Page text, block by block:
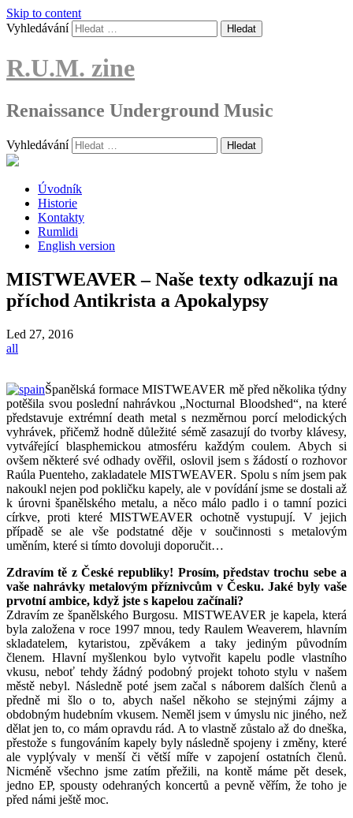
Skip to content
Vyhledávání
R.U.M. zine
Renaissance Underground Music
Vyhledávání
Úvodník
Historie
Kontakty
Rumlidi
English version
MISTWEAVER – Naše texty odkazují na
příchod Antikrista a Apokalypsy
Led 27, 2016
all
Španělská formace MISTWEAVER mě před několika týdny
potěšila svou poslední nahrávkou „Nocturnal Bloodshed“, na které
představuje extrémní death metal s nezměrnou porcí melodických
vyhrávek, přičemž hodně důležité sémě zasazují do tvorby klávesy,
vytvářející blasphemickou atmosféru každým coulem. Abych si
ovšem některé své odhady ověřil, oslovil jsem s žádostí o rozhovor
Raúla Puenteho, zakladatele MISTWEAVER. Spolu s ním jsem pak
nakoukl nejen pod pokličku kapely, ale v povídání jsme se dostali až
k úrovni španělského metalu, a něco málo padlo i o tamní pozici
církve, proti které MISTWEAVER ochotně vystupují. V jejich
případě se ale vše podstatné děje v součinnosti s metalovým
uměním, které si tímto dovoluji doporučit…
Zdravím tě z České republiky! Prosím, představ trochu sebe a
vaše nahrávky metalovým příznivcům v Česku. Jaké byly vaše
prvotní ambice, když jste s kapelou začínali?
Zdravím ze španělského Burgosu. MISTWEAVER je kapela, která
byla založena v roce 1997 mnou, tedy Raulem Weaverem, hlavním
skladatelem, kytaristou, zpěvákem a taky jediným původním
členem. Hlavní myšlenkou bylo vytvořit kapelu podle vlastního
vkusu, neboť tehdy žádný podobný projekt tohoto stylu v našem
městě nebyl. Následně poté jsem začal s náborem dalších členů a
předně mi šlo o to, abych našel někoho se stejnými zájmy a
obdobným hudebním vkusem. Neměl jsem v úmyslu nic jiného, než
dělat jen to, co mám opravdu rád. A to vlastně zůstalo až do dneška,
přestože s fungováním kapely byly následně spojeny i změny, které
ale vyplývaly v menší či větší míře v zapojení ostatních členů.
Nicméně všechno jsme zatím přežili, na kontě máme pět desek,
jedno EP, spousty odehraných koncertů a pevně věřím, že toho je
před námi ještě moc.